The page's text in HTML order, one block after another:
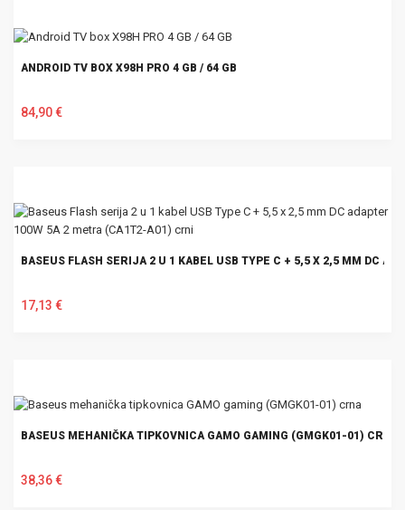
ANDROID TV BOX X98H PRO 4 GB / 64 GB
84,90 €
BASEUS FLASH SERIJA 2 U 1 KABEL USB TYPE C + 5,5 X 2,5 MM DC
17,13 €
BASEUS MEHANIČKA TIPKOVNICA GAMO GAMING (GMGK01-01) CRNA
38,36 €